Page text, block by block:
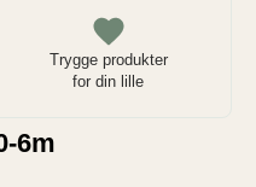
Trygge produkter
for din lille
6m